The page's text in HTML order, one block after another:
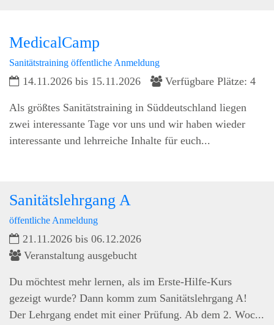
MedicalCamp
Sanitätstraining öffentliche Anmeldung
14.11.2026 bis 15.11.2026 Verfügbare Plätze: 4
Als größtes Sanitätstraining in Süddeutschland liegen
zwei interessante Tage vor uns und wir haben wieder
interessante und lehrreiche Inhalte für euch...
Sanitätslehrgang A
öffentliche Anmeldung
21.11.2026 bis 06.12.2026
Veranstaltung ausgebucht
Du möchtest mehr lernen, als im Erste-Hilfe-Kurs
gezeigt wurde? Dann komm zum Sanitätslehrgang A!
Der Lehrgang endet mit einer Prüfung. Ab dem 2. Woc...